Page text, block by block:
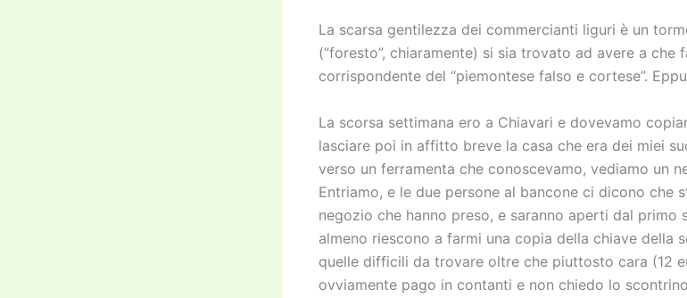
La scarsa gentilezza dei commercianti liguri è un
(“foresto”, chiaramente) si sia trovato ad avere a che
corrispondente del “piemontese falso e cortese”.
La scorsa settimana ero a Chiavari e dovevamo
lasciare poi in affitto breve la casa che era dei miei
verso un ferramenta che conoscevamo, vediamo un
Entriamo, e le due persone al bancone ci dicono che
negozio che hanno preso, e saranno aperti dal primo
almeno riescono a farmi una copia della chiave della
quelle difficili da trovare oltre che piuttosto cara (12
ovviamente pago in contanti e non chiedo lo